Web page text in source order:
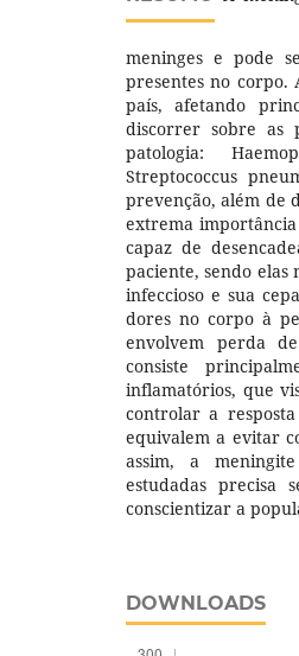
meninges e pode
presentes no
país, afetando
discorrer sobre as
patologia:
Streptococcus
prevenção, além de
extrema
capaz de
paciente, sendo elas
infeccioso e sua
dores no corpo à
envolvem perda
consiste
inflamatórios, que
controlar a
equivalem a evitar
assim, a
estudadas precisa
conscientizar a
DOWNLOADS